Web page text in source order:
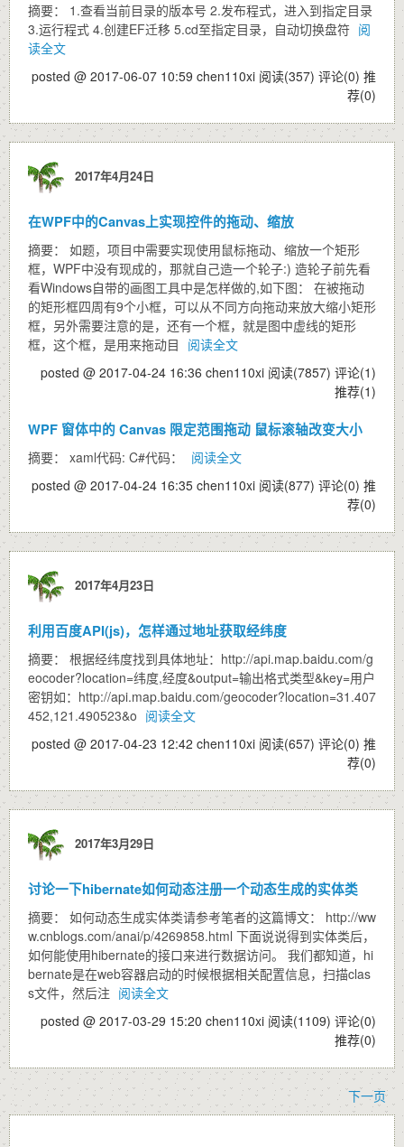
摘要： 1.查看当前目录的版本号 2.发布程式，进入到指定目录
3.运行程式 4.创建EF迁移 5.cd至指定目录，自动切换盘符 阅
读全文
posted @ 2017-06-07 10:59 chen110xi 阅读(357) 评论(0) 推
荐(0)
2017年4月24日
在WPF中的Canvas上实现控件的拖动、缩放
摘要： 如题，项目中需要实现使用鼠标拖动、缩放一个矩形
框，WPF中没有现成的，那就自己造一个轮子:) 造轮子前先看
看Windows自带的画图工具中是怎样做的,如下图： 在被拖动
的矩形框四周有9个小框，可以从不同方向拖动来放大缩小矩形
框，另外需要注意的是，还有一个框，就是图中虚线的矩形
框，这个框，是用来拖动目 阅读全文
posted @ 2017-04-24 16:36 chen110xi 阅读(7857) 评论(1)
推荐(1)
WPF 窗体中的 Canvas 限定范围拖动 鼠标滚轴改变大小
摘要： xaml代码: C#代码：
阅读全文
posted @ 2017-04-24 16:35 chen110xi 阅读(877) 评论(0) 推
荐(0)
2017年4月23日
利用百度API(js)，怎样通过地址获取经纬度
摘要： 根据经纬度找到具体地址：http://api.map.baidu.com/g
eocoder?location=纬度,经度&output=输出格式类型&key=用户
密钥如：http://api.map.baidu.com/geocoder?location=31.407
452,121.490523&o 阅读全文
posted @ 2017-04-23 12:42 chen110xi 阅读(657) 评论(0) 推
荐(0)
2017年3月29日
讨论一下hibernate如何动态注册一个动态生成的实体类
摘要： 如何动态生成实体类请参考笔者的这篇博文： http://ww
w.cnblogs.com/anai/p/4269858.html 下面说说得到实体类后，
如何能使用hibernate的接口来进行数据访问。 我们都知道，hi
bernate是在web容器启动的时候根据相关配置信息，扫描clas
s文件，然后注 阅读全文
posted @ 2017-03-29 15:20 chen110xi 阅读(1109) 评论(0)
推荐(0)
下一页